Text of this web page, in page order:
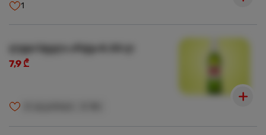
1
ლუდი სტელა არტუა 0.33 ლ
7,9 ₾